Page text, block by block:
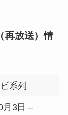
再放送）情
系列
月3日 –